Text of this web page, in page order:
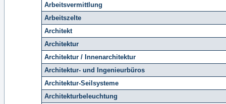
Arbeitsvermittlung
Arbeitszelte
Architekt
Architektur
Architektur / Innenarchitektur
Architektur- und Ingenieurbüros
Architektur-Seilsysteme
Architekturbeleuchtung